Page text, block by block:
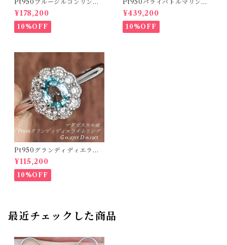
Pt950ブルージルコンリング
カンボジア・ラタナキリ産 ブ
ルージルコン 1.050ct ダイヤ
モンド 0.18ct【PRO20868
4】
¥178,200
10%OFF
Pt950パライバトルマリンリ
ング ブラジル・バターリャ産
パライバトルマリン 0.416ct
ダイヤモンド 0.12ct【PRO2
07538】
¥439,200
10%OFF
Pt950グランディディエライ
トリング マダガスカル産 グラ
ンディディエライト 0.27ct ダ
イヤモンド 0.13ct【PRO2071
18】
¥115,200
10%OFF
最近チェックした商品